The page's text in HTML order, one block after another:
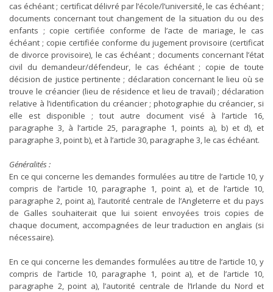
cas échéant ; certificat délivré par l’école/l’université, le cas échéant ;
documents concernant tout changement de la situation du ou des
enfants ; copie certifiée conforme de l’acte de mariage, le cas
échéant ; copie certifiée conforme du jugement provisoire (certificat
de divorce provisoire), le cas échéant ; documents concernant l’état
civil du demandeur/défendeur, le cas échéant ; copie de toute
décision de justice pertinente ; déclaration concernant le lieu où se
trouve le créancier (lieu de résidence et lieu de travail) ; déclaration
relative à l’identification du créancier ; photographie du créancier, si
elle est disponible ; tout autre document visé à l’article 16,
paragraphe 3, à l’article 25, paragraphe 1, points a), b) et d), et
paragraphe 3, point b), et à l’article 30, paragraphe 3, le cas échéant.
Généralités :
En ce qui concerne les demandes formulées au titre de l’article 10, y
compris de l’article 10, paragraphe 1, point a), et de l’article 10,
paragraphe 2, point a), l’autorité centrale de l’Angleterre et du pays
de Galles souhaiterait que lui soient envoyées trois copies de
chaque document, accompagnées de leur traduction en anglais (si
nécessaire).
En ce qui concerne les demandes formulées au titre de l’article 10, y
compris de l’article 10, paragraphe 1, point a), et de l’article 10,
paragraphe 2, point a), l’autorité centrale de l’Irlande du Nord et